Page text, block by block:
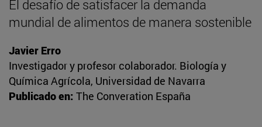
El desafío de satisfacer la demanda
mundial de alimentos de manera sostenible
Javier Erro
Investigador y profesor colaborador. Biología y
Química Agrícola, Universidad de Navarra
Publicado en: The Converation España